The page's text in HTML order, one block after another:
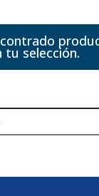
tu selección.